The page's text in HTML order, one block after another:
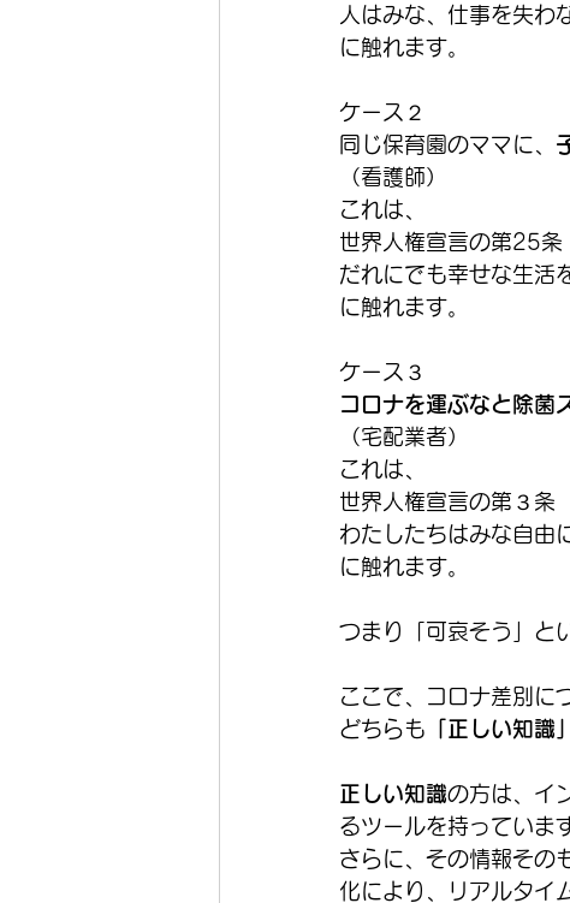
人はみな、仕事を失わ
に触れます。
ケース２
同じ保育園のママに、
（看護師）
これは、
世界人権宣言の第25条
だれにでも幸せな生活
に触れます。
ケース３
コロナを運ぶなと除菌
（宅配業者）
これは、
世界人権宣言の第３条
わたしたちはみな自由
に触れます。
つまり「可哀そう」と
ここで、コロナ差別に
どちらも 「正しい知識
正しい知識の方は、イ
るツールを持っていま
さらに、その情報その
化により、リアルタイ